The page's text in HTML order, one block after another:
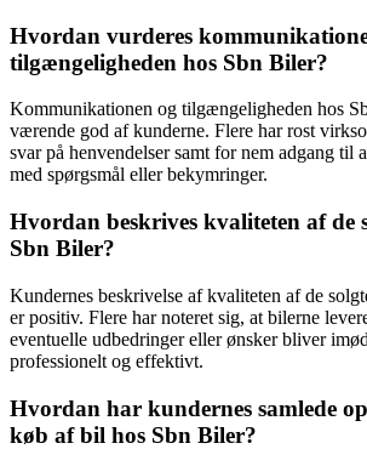
Hvordan vurderes
tilgængeligheden hos Sbn Biler?
Kommunikationen og tilgængeligheden hos
værende god af kunderne. Flere har rost
svar på henvendelser samt for nem adgang til
med spørgsmål eller bekymringer.
Hvordan beskrives kvaliteten af de
Sbn Biler?
Kundernes beskrivelse af kvaliteten af de
er positiv. Flere har noteret sig, at bilerne
eventuelle udbedringer eller ønsker bliver
professionelt og effektivt.
Hvordan har kundernes samlede
køb af bil hos Sbn Biler?